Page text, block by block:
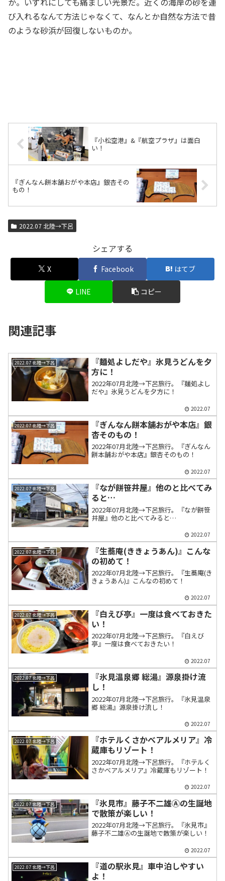
び入れるなんて方法じゃなくて、なんとか自然な方法で昔
のような砂浜が回復しないものか。
『小松空港』&『航空プラザ』は面白
い！
『ぎんなん餅本舗おがや本店』銀杏その
もの！
2022.07 北陸→下呂
シェアする
X Facebook はてブ
LINE コピー
関連記事
2022.07 北陸→下呂
『麺処よしだや』氷見うどんを夕
方に！
2022年07月北陸→下呂旅行。『麺処よし
だや』氷見うどんを夕方に！
2022.07
2022.07 北陸→下呂
『ぎんなん餅本舗おがや本店』銀
杏そのもの！
2022年07月北陸→下呂旅行。『ぎんなん
餅本舗おがや本店』銀杏そのもの！
2022.07
2022.07 北陸→下呂
『なが餅笹井屋』他のと比べてみ
ると…
2022年07月北陸→下呂旅行。『なが餅笹
井屋』他のと比べてみると…
2022.07
2022.07 北陸→下呂
『生蕎庵(ききょうあん)』こんな
の初めて！
2022年07月北陸→下呂旅行。『生蕎庵(き
きょうあん)』こんなの初めて！
2022.07
2022.07 北陸→下呂
『白えび亭』一度は食べておきた
い！
2022年07月北陸→下呂旅行。『白えび
亭』一度は食べておきたい！
2022.07
2022.07 北陸→下呂
『氷見温泉郷 総湯』源泉掛け流
し！
2022年07月北陸→下呂旅行。『氷見温泉
郷 総湯』源泉掛け流し！
2022.07
2022.07 北陸→下呂
『ホテルくさかべアルメリア』冷
蔵庫もリゾート！
2022年07月北陸→下呂旅行。『ホテルく
さかべアルメリア』冷蔵庫もリゾート！
2022.07
2022.07 北陸→下呂
『氷見市』藤子不二雄Ⓐの生誕地
で散策が楽しい！
2022年07月北陸→下呂旅行。『氷見市』
藤子不二雄Ⓐの生誕地で散策が楽しい！
2022.07
2022.07 北陸→下呂
『道の駅氷見』車中泊しやすい
よ！